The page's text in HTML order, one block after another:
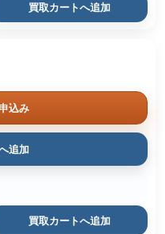
買取カートへ追加
込み
追加
買取カートへ追加